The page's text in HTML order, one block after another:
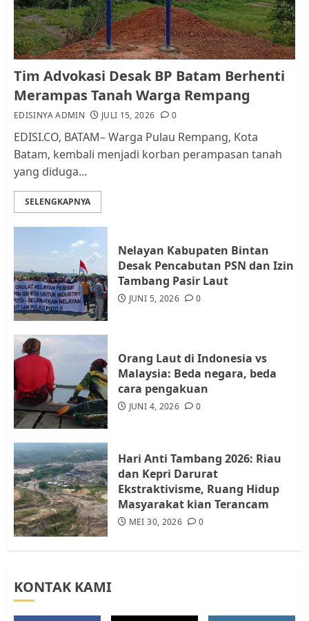
1
AGUSTUS 1, 2026 0
Kader Pajak jadi Penghubung
Pemerintah dan Masyarakat di
Lingkungan RT/RW
AGUSTUS 1, 2026
4
Warga Rempang Ajukan
Audiensi dengan Wali Kota
5
Tim Advokasi Desak BP Batam
Berhenti Merampas Tanah
Tim Advokasi Desak BP Batam Berhenti
Merampas Tanah Warga Rempang
EDISINYA ADMIN JULI 15, 2026 0
EDISI.CO, BATAM– Warga Pulau Rempang, Kota
Batam, kembali menjadi korban perampasan tanah
yang diduga...
SELENGKAPNYA
Nelayan Kabupaten Bintan
Desak Pencabutan PSN dan Izin
Tambang Pasir Laut
JUNI 5, 2026 0
Orang Laut di Indonesia vs
Malaysia: Beda negara, beda
cara pengakuan
JUNI 4, 2026 0
Hari Anti Tambang 2026: Riau
dan Kepri Darurat
Ekstraktivisme, Ruang Hidup
Masyarakat kian Terancam
MEI 30, 2026 0
KONTAK KAMI